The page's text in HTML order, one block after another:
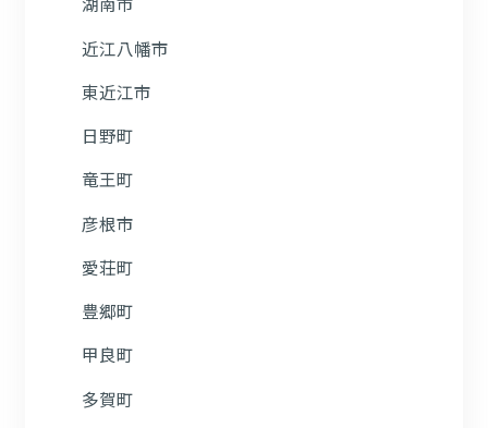
近江八幡市
東近江市
日野町
竜王町
彦根市
愛荘町
豊郷町
甲良町
多賀町